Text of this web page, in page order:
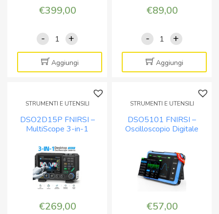
€399,00
-
DPOS350P
FNIRSI
Oscilloscopio
quantità
+
Aggiungi
€89,00
-
DPS150
FNIRSI
Alimentatore
0-
30V
0-
ad
alte
prestazion
+
Aggiungi
STRUMENTI E UTENSILI
DSO2D15P FNIRSI –
MultiScope 3-in-1
€269,00
STRUMENTI E UTENSILI
DSO5101 FNIRSI –
Oscilloscopio Digitale
€57,00